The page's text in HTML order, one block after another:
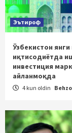
Эътироф
Ўзбекистон янги
иқтисодиётда
инвестиция
айланмоқда
4 kun oldin